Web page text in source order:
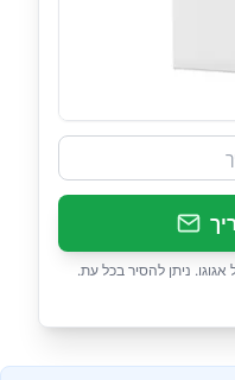
ניתן להסיר בכל עת.